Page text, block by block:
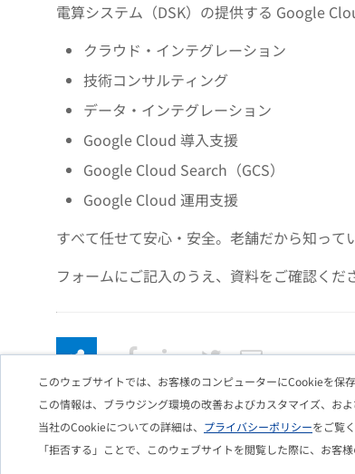
このウェブサイトでは、お客様のコンピューターにCookieを保
この情報は、ブラウジング環境の改善およびカスタマイズ、お
当社のCookieについての詳細は、 プライバシーポリシーをご覧
「拒否する」ことで、このウェブサイトを閲覧した際に、お客
電算システム（DSK）の提供する Google
クラウド・インテグレーション
技術コンサルティング
データ・インテグレーション
Google Cloud 導入支援
Google Cloud Search（GCS）
Google Cloud 運用支援
すべて任せて安心・安全。老舗だから知って
フォームにご記入のうえ、資料をご確認くだ